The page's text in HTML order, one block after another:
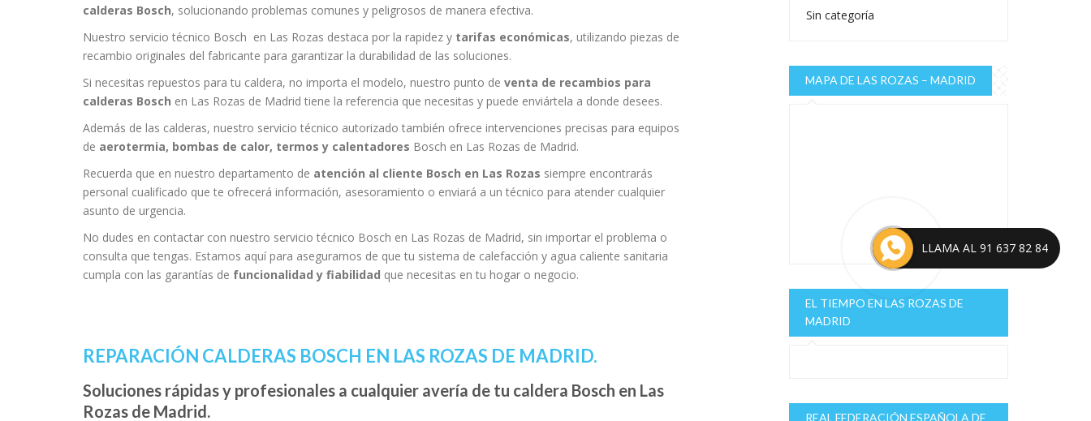
calderas Bosch, solucionando problemas comunes y peligrosos de manera efectiva.
Nuestro servicio técnico Bosch en Las Rozas destaca por la rapidez y tarifas económicas, utilizando piezas de
recambio originales del fabricante para garantizar la durabilidad de las soluciones.
Si necesitas repuestos para tu caldera, no importa el modelo, nuestro punto de venta de recambios para
calderas Bosch en Las Rozas de Madrid tiene la referencia que necesitas y puede enviártela a donde desees.
Además de las calderas, nuestro servicio técnico autorizado también ofrece intervenciones precisas para equipos
de aerotermia, bombas de calor, termos y calentadores Bosch en Las Rozas de Madrid.
Recuerda que en nuestro departamento de atención al cliente Bosch en Las Rozas siempre encontrarás
personal cualificado que te ofrecerá información, asesoramiento o enviará a un técnico para atender cualquier
asunto de urgencia.
No dudes en contactar con nuestro servicio técnico Bosch en Las Rozas de Madrid, sin importar el problema o
consulta que tengas. Estamos aquí para asegurarnos de que tu sistema de calefacción y agua caliente sanitaria
cumpla con las garantías de funcionalidad y fiabilidad que necesitas en tu hogar o negocio.
REPARACIÓN CALDERAS BOSCH EN LAS ROZAS DE MADRID.
Soluciones rápidas y profesionales a cualquier avería de tu caldera Bosch en Las
Rozas de Madrid.
Sin categoría
MAPA DE LAS ROZAS – MADRID
EL TIEMPO EN LAS ROZAS DE
MADRID
REAL FEDERACIÓN ESPAÑOLA DE
LLAMA AL 91 637 82 84